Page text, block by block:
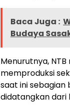
Baca Juga :
Budaya
Menurutnya,
memproduksi
saat ini
didatangkan dari